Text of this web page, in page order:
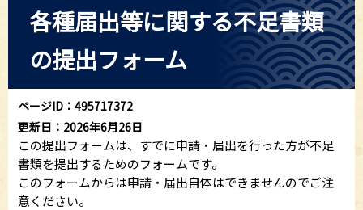
各種届出等に関する不足書類
の提出フォーム
ページID：495717372
更新日：2026年6月26日
この提出フォームは、すでに申請・届出を行った方が不足
書類を提出するためのフォームです。
このフォームからは申請・届出自体はできませんのでご注
意ください。